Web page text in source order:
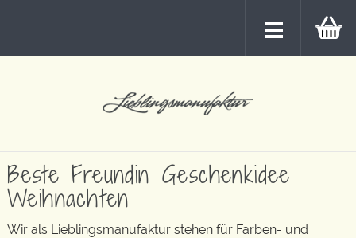
Beste Freundin Geschenkidee
Weihnachten
Wir als Lieblingsmanufaktur stehen für Farben- und